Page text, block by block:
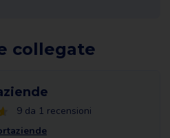
collegate
9 da 1 recensioni